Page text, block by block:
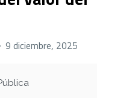
9 diciembre, 2025